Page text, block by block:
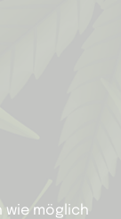
wie möglich